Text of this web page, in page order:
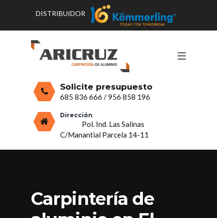
PRODUCTOS
PUERTAS, VENTANAS Y
CERRAMIENTOS, PORCHES Y TECHOS
ALUMINIO
CONTACTO Y HORARIOS
PRESUPUESTO
DISTRIBUIDOR
Solicite presupuesto
685 836 666 /956 858 196
Dirección
Pol. Ind. Las Salinas
C/Manantial Parcela 14-11
Carpintería de